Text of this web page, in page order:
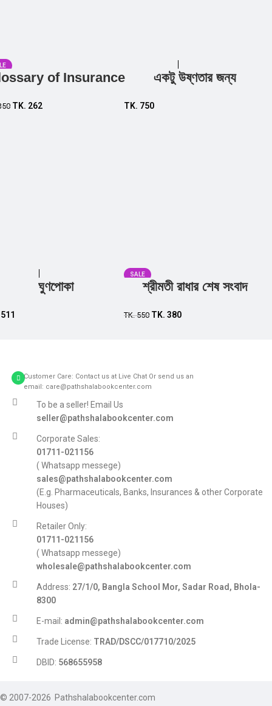
of Insurance
TK. 262
Add to cart
একটু উষ্ণতার জন্য
TK. 750
Add to cart
ঘুণপোকা
511
SALE
শ্রীমতী রাধার শেষ সংবাদ
TK.550 TK. 380
Customer Care: Contact us at Live Chat Or send us an
email: care@pathshalabookcenter.com
To be a seller! Email Us
seller@pathshalabookcenter.com
Corporate Sales:
01711-021156
( Whatsapp messege)
sales@pathshalabookcenter.com
(E.g. Pharmaceuticals, Banks, Insurances & other Corporate
Houses)
Retailer Only:
01711-021156
( Whatsapp messege)
wholesale@pathshalabookcenter.com
Address: 27/1/0, Bangla School Mor, Sadar Road, Bhola-
8300
E-mail: admin@pathshalabookcenter.com
Trade License: TRAD/DSCC/017710/2025
DBID: 568655958
© 2007-2026 Pathshalabookcenter.com